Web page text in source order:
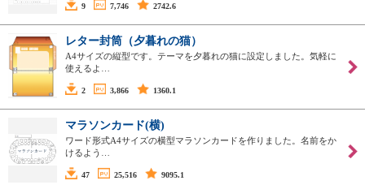
9 7,746 2742.6
レター封筒（夕暮れの猫）
A4サイズの縦型です。テーマを夕暮れの猫に設定しました。気軽に
使えるよ…
2 3,866 1360.1
マラソンカード(横)
ワード形式A4サイズの横型マラソンカードを作りました。名前をか
けるよう…
47 25,516 9095.1